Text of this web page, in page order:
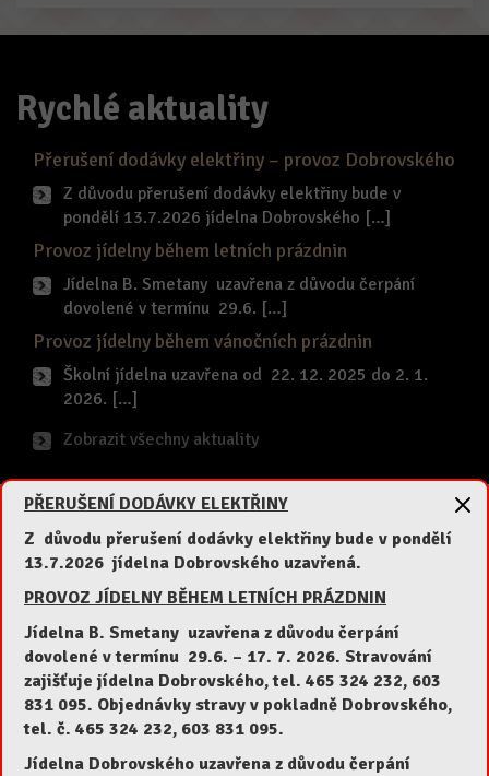
PŘERUŠENÍ DODÁVKY ELEKTŘINY
Z důvodu přerušení dodávky elektřiny bude v pondělí
13.7.2026 jídelna Dobrovského uzavřená.
PROVOZ JÍDELNY BĚHEM LETNÍCH PRÁZDNIN
Jídelna B. Smetany uzavřena z důvodu čerpání
dovolené v termínu 29.6. – 17. 7. 2026. Stravování
zajišťuje jídelna Dobrovského, tel. 465 324 232, 603
831 095. Objednávky stravy v pokladně Dobrovského,
tel. č. 465 324 232, 603 831 095.
Jídelna Dobrovského uzavřena z důvodu čerpání
Rychlé aktuality
Přerušení dodávky elektřiny – provoz Dobrovského
Z důvodu přerušení dodávky elektřiny bude v
pondělí 13.7.2026 jídelna Dobrovského […]
Provoz jídelny během letních prázdnin
Jídelna B. Smetany uzavřena z důvodu čerpání
dovolené v termínu 29.6. […]
Provoz jídelny během vánočních prázdnin
Školní jídelna uzavřena od 22. 12. 2025 do 2. 1.
2026. […]
Zobrazit všechny aktuality
Jídelníček e-mailem
Váš email
Jméno a příjmení